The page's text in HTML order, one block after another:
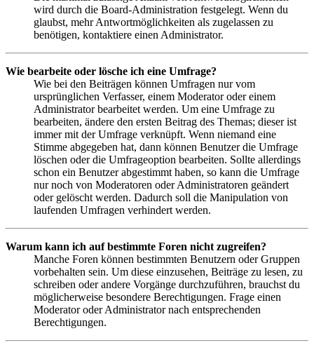
wird durch die Board-Administration festgelegt. Wenn du
glaubst, mehr Antwortmöglichkeiten als zugelassen zu
benötigen, kontaktiere einen Administrator.
Wie bearbeite oder lösche ich eine Umfrage?
Wie bei den Beiträgen können Umfragen nur vom
ursprünglichen Verfasser, einem Moderator oder einem
Administrator bearbeitet werden. Um eine Umfrage zu
bearbeiten, ändere den ersten Beitrag des Themas; dieser ist
immer mit der Umfrage verknüpft. Wenn niemand eine
Stimme abgegeben hat, dann können Benutzer die Umfrage
löschen oder die Umfrageoption bearbeiten. Sollte allerdings
schon ein Benutzer abgestimmt haben, so kann die Umfrage
nur noch von Moderatoren oder Administratoren geändert
oder gelöscht werden. Dadurch soll die Manipulation von
laufenden Umfragen verhindert werden.
Warum kann ich auf bestimmte Foren nicht zugreifen?
Manche Foren können bestimmten Benutzern oder Gruppen
vorbehalten sein. Um diese einzusehen, Beiträge zu lesen, zu
schreiben oder andere Vorgänge durchzuführen, brauchst du
möglicherweise besondere Berechtigungen. Frage einen
Moderator oder Administrator nach entsprechenden
Berechtigungen.